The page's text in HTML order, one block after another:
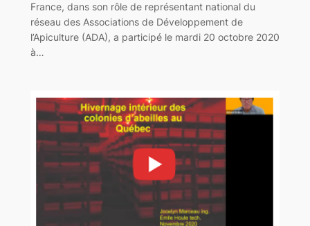
France, dans son rôle de représentant national du
réseau des Associations de Développement de
l’Apiculture (ADA), a participé le mardi 20 octobre 2020
à…